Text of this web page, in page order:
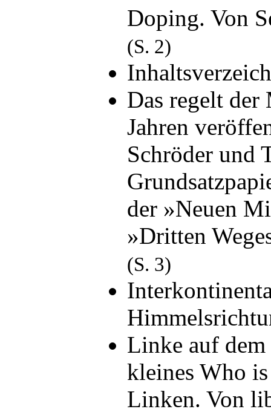
Doping. Von
(S. 2)
Das regelt
Jahren
Schröder und
der »Neuen
»Dritten
(S. 3)
Linke auf
kleines Who
Linken. Von